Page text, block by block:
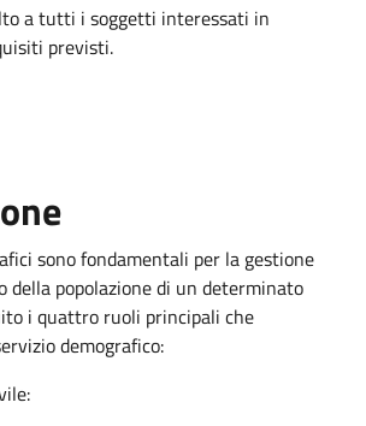
a tutti i soggetti interessati in
previsti.
sono fondamentali per la gestione
della popolazione di un determinato
i quattro ruoli principali che
demografico: